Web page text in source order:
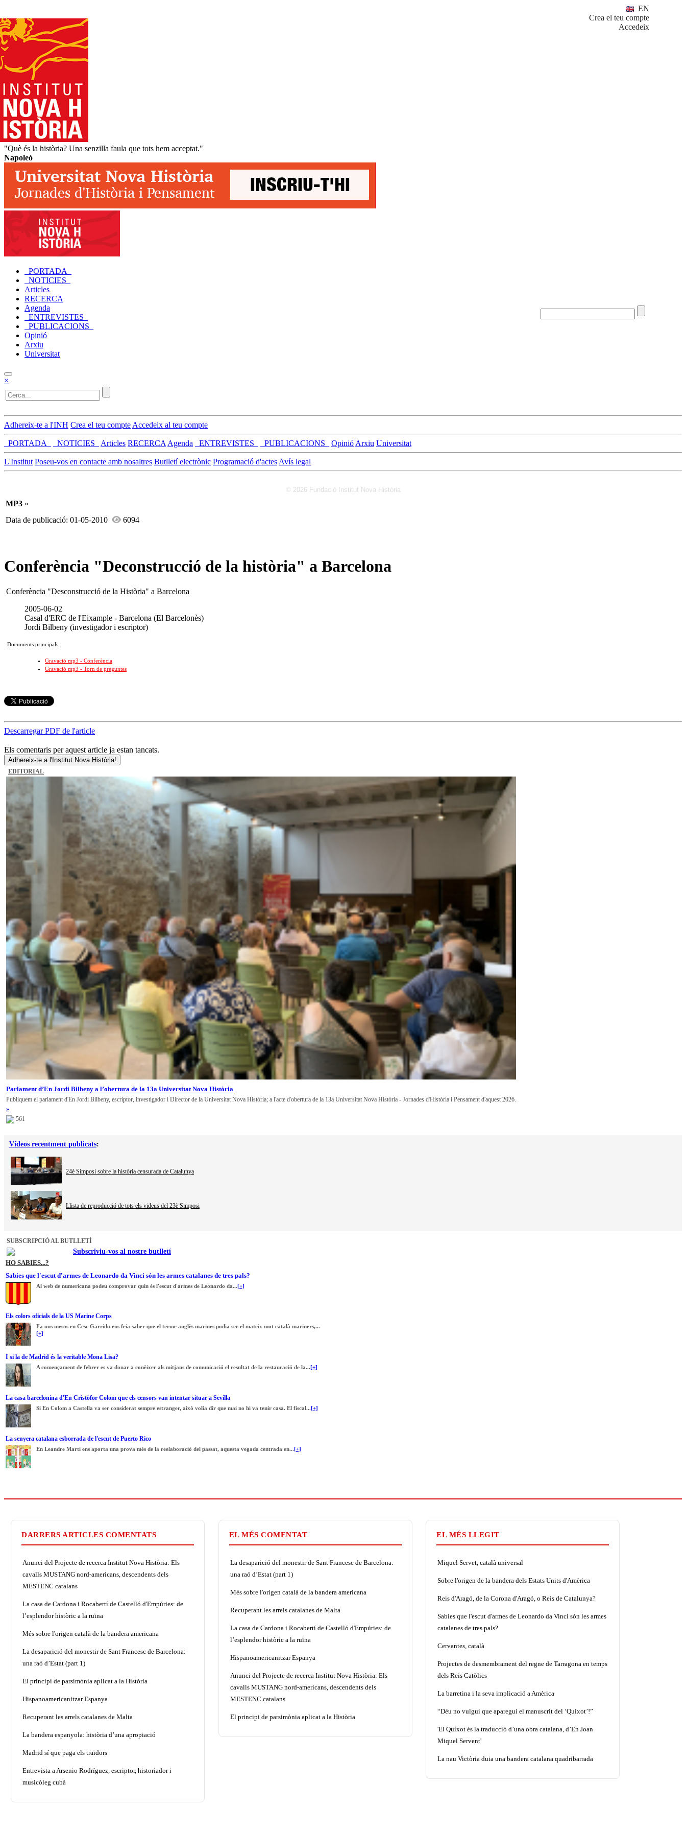
EN
Crea el teu compte
Accedeix
"Què és la història? Una senzilla faula que tots hem acceptat."
Napoleó
_PORTADA_
_NOTICIES_
Articles
RECERCA
Agenda
_ENTREVISTES_
_PUBLICACIONS_
Opinió
Arxiu
Universitat
×
Adhereix-te a l'INH Crea el teu compte Accedeix al teu compte
_PORTADA_ _NOTICIES_ Articles RECERCA Agenda _ENTREVISTES_ _PUBLICACIONS_ Opinió Arxiu Universitat
L'Institut Poseu-vos en contacte amb nosaltres Butlletí electrònic Programació d'actes Avís legal
© 2026 Fundació Institut Nova Història
MP3 »
Data de publicació: 01-05-2010
6094
Conferència "Deconstrucció de la història" a Barcelona
Conferència "Desconstrucció de la Història" a Barcelona
2005-06-02
Casal d'ERC de l'Eixample - Barcelona (El Barcelonès)
Jordi Bilbeny (investigador i escriptor)
Documents principals :
Gravació mp3 - Conferència
Gravació mp3 - Torn de preguntes
Descarregar PDF de l'article
Els comentaris per aquest article ja estan tancats.
Adhereix-te a l'Institut Nova Història!
EDITORIAL
Parlament d’En Jordi Bilbeny a l’obertura de la 13a Universitat Nova Història
Publiquem el parlament d'En Jordi Bilbeny, escriptor, investigador i Director de la Universitat Nova Història; a l'acte d'obertura de la 13a Universitat Nova Història - Jornades d'Història i Pensament d'aquest 2026.
»
561
Vídeos recentment publicats:
24è Simposi sobre la història censurada de Catalunya
Llista de reproducció de tots els videus del 23è Simposi
SUBSCRIPCIÓ AL BUTLLETÍ
Subscriviu-vos al nostre butlletí
HO SABIES...?
Sabies que l'escut d'armes de Leonardo da Vinci són les armes catalanes de tres pals?
Al web de numericana podeu comprovar quin és l'escut d'armes de Leonardo da...[+]
Els colors oficials de la US Marine Corps
Fa uns mesos en Cesc Garrido ens feia saber que el terme anglès marines podia ser el mateix mot català mariners,...
[+]
I si la de Madrid és la veritable Mona Lisa?
A començament de febrer es va donar a conèixer als mitjans de comunicació el resultat de la restauració de la...[+]
La casa barcelonina d'En Cristòfor Colom que els censors van intentar situar a Sevilla
Si En Colom a Castella va ser considerat sempre estranger, això volia dir que mai no hi va tenir casa. El fiscal...[+]
La senyera catalana esborrada de l'escut de Puerto Rico
En Leandre Martí ens aporta una prova més de la reelaboració del passat, aquesta vegada centrada en...[+]
DARRERS ARTICLES COMENTATS
Anunci del Projecte de recerca Institut Nova Història: Els
cavalls MUSTANG nord-americans, descendents dels
MESTENC catalans
La casa de Cardona i Rocabertí de Castelló d'Empúries: de
l’esplendor històric a la ruïna
Més sobre l'origen català de la bandera americana
La desaparició del monestir de Sant Francesc de Barcelona:
una raó d’Estat (part 1)
El principi de parsimònia aplicat a la Història
Hispanoamericanitzar Espanya
Recuperant les arrels catalanes de Malta
La bandera espanyola: història d’una apropiació
Madrid sí que paga els traïdors
Entrevista a Arsenio Rodríguez, escriptor, historiador i
musicòleg cubà
EL MÉS COMENTAT
La desaparició del monestir de Sant Francesc de Barcelona:
una raó d’Estat (part 1)
Més sobre l'origen català de la bandera americana
Recuperant les arrels catalanes de Malta
La casa de Cardona i Rocabertí de Castelló d'Empúries: de
l’esplendor històric a la ruïna
Hispanoamericanitzar Espanya
Anunci del Projecte de recerca Institut Nova Història: Els
cavalls MUSTANG nord-americans, descendents dels
MESTENC catalans
El principi de parsimònia aplicat a la Història
EL MÉS LLEGIT
Miquel Servet, català universal
Sobre l'origen de la bandera dels Estats Units d'Amèrica
Reis d'Aragó, de la Corona d'Aragó, o Reis de Catalunya?
Sabies que l'escut d'armes de Leonardo da Vinci són les armes
catalanes de tres pals?
Cervantes, català
Projectes de desmembrament del regne de Tarragona en temps
dels Reis Catòlics
La barretina i la seva implicació a Amèrica
“Déu no vulgui que aparegui el manuscrit del ‘Quixot’!”
'El Quixot és la traducció d’una obra catalana, d’En Joan
Miquel Servent'
La nau Victòria duia una bandera catalana quadribarrada